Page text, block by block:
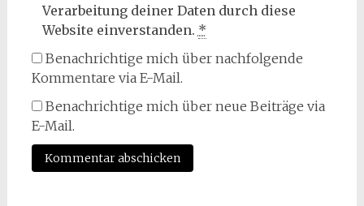
Verarbeitung deiner Daten durch diese
Website einverstanden. *
Benachrichtige mich über nachfolgende
Kommentare via E-Mail.
Benachrichtige mich über neue Beiträge via
E-Mail.